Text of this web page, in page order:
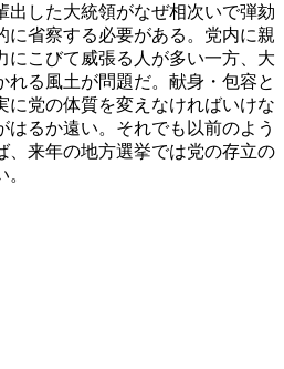
出した大統領がなぜ相次いで弾劾
に省察する必要がある。党内に親
にこびて威張る人が多い一方、大
れる風土が問題だ。献身・包容と
に党の体質を変えなければいけな
はるか遠い。それでも以前のよう
、来年の地方選挙では党の存立の